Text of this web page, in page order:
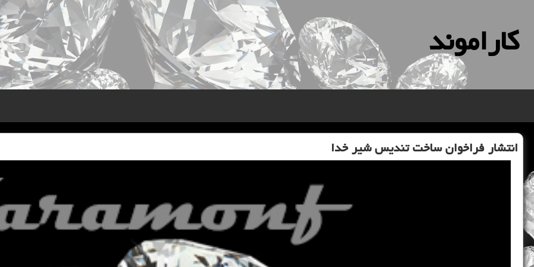
كاراموند
انتشار فراخوان ساخت تندیس شیر خدا